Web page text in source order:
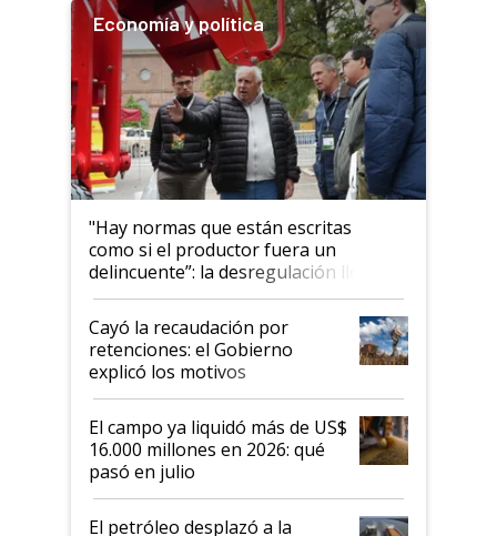
Economía y política
"Hay normas que están escritas
como si el productor fuera un
delincuente”: la desregulación llegó
al Congreso Aapresid y hasta se
habló del financiamiento al IPCVA
Cayó la recaudación por
retenciones: el Gobierno
explicó los motivos
El campo ya liquidó más de US$
16.000 millones en 2026: qué
pasó en julio
El petróleo desplazó a la